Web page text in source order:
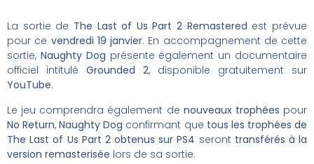
La sortie de The Last of Us Part 2 Remastered est prévue
pour ce vendredi 19 janvier. En accompagnement de cette
sortie, Naughty Dog présente également un documentaire
officiel intitulé Grounded 2, disponible gratuitement sur
YouTube.
Le jeu comprendra également de nouveaux trophées pour
No Return,Naughty Dog confirmant que tous les trophées de
The Last of Us Part 2 obtenus sur PS4 seront transférés à la
version remasterisée lors de sa sortie.